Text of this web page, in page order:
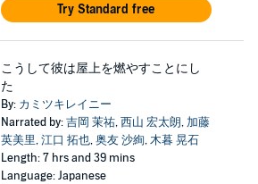
Try Standard free
こうして彼は屋上を燃やすことにし
た
By: カミツキレイニー
Narrated by:吉岡 茉祐,西山 宏太朗, 加藤
英美里,江口 拓也,奥友 沙絢,木暮 晃石
Length: 7 hrs and 39 mins
Language: Japanese